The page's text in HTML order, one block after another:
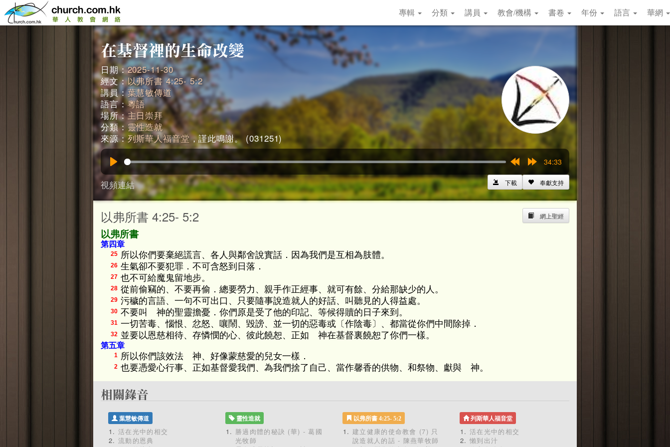
專輯 分類 講員 教會/機構 書卷 年份 語言 華網
日期：2025-11-30
經文：以弗所書 4:25- 5:2
講員：葉慧敏傳道
語言：粵語
場所：主日崇拜
分類：靈性造就
來源：列斯華人福音堂，謹此鳴謝。 (031251)
15s
15s
34:33
視頻連結 奉獻支持
下載
網上聖經
以弗所書 4:25- 5:2
以弗所書
第四章
25 所以你們要棄絕謊言、各人與鄰舍說實話．因為我們是互相為肢體。
26 生氣卻不要犯罪．不可含怒到日落．
27 也不可給魔鬼留地步。
28 從前偷竊的、不要再偷．總要勞力、親手作正經事、就可有餘、分給那缺少的人。
29 污穢的言語、一句不可出口、只要隨事說造就人的好話、叫聽見的人得益處。
30 不要叫 神的聖靈擔憂．你們原是受了他的印記、等候得贖的日子來到。
31 一切苦毒、惱恨、忿怒、嚷鬧、毀謗、並一切的惡毒或〔作陰毒〕、都當從你們中間除掉．
32 並要以恩慈相待、存憐憫的心、彼此饒恕、正如 神在基督裏饒恕了你們一樣。
第五章
1 所以你們該效法 神、好像蒙慈愛的兒女一樣．
2 也要憑愛心行事、正如基督愛我們、為我們捨了自己、當作馨香的供物、和祭物、獻與 神。
葉慧敏傳道
活在光中的相交
流動的恩典
靈性造就
勝過肉體的秘訣 (華) - 葛國
光牧師
以弗所書 4:25- 5:2
建立健康的使命教會 (7) 只
說造就人的話 - 陳燕華牧師
列斯華人福音堂
活在光中的相交
懶到出汁